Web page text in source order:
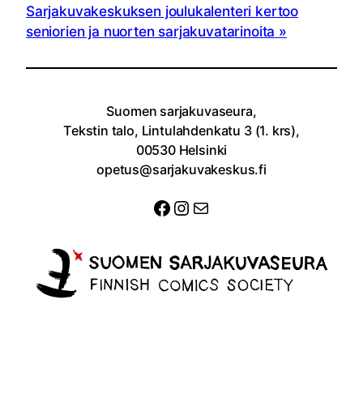
Sarjakuvakeskuksen joulukalenteri kertoo
seniorien ja nuorten sarjakuvatarinoita
Suomen sarjakuvaseura,
Tekstin talo, Lintulahdenkatu 3 (1. krs),
00530 Helsinki
opetus@sarjakuvakeskus.fi
Facebook
Instagram
Sähköposti